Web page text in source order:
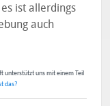
ist allerdings
auch
unterstützt uns mit einem Teil
das?